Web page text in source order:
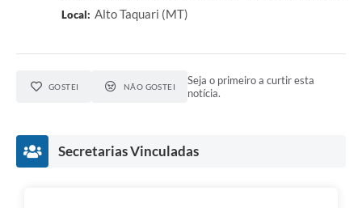
Local: Alto Taquari (MT)
GOSTEI NÃO GOSTEI
Seja o primeiro a curtir esta
notícia.
Secretarias Vinculadas